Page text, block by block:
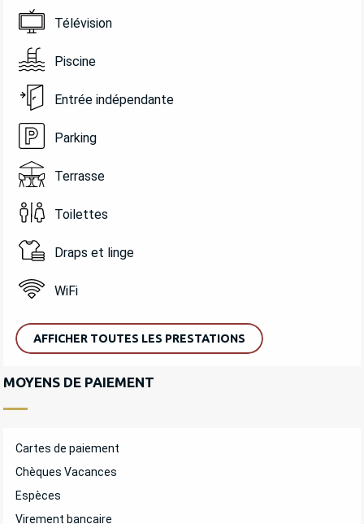
Télévision
Piscine
Entrée indépendante
Parking
Terrasse
Toilettes
Draps et linge
WiFi
AFFICHER TOUTES LES PRESTATIONS
MOYENS DE PAIEMENT
Cartes de paiement
Chèques Vacances
Espèces
Virement bancaire